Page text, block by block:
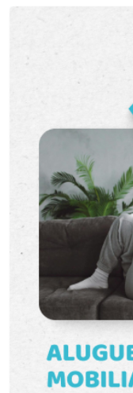
de acesso à sacada. Sacada com
espaço ideal
equipado com
condicionado,
box de vidro. Opções de garagem O imóvel pode
ser locado com
conforme a
os valores e condições.
Situado no
estratégica,
e diversos
Fernando
Fitness;
mercados, lojas e
excelente
localização que facilita a
e venha conhecer este